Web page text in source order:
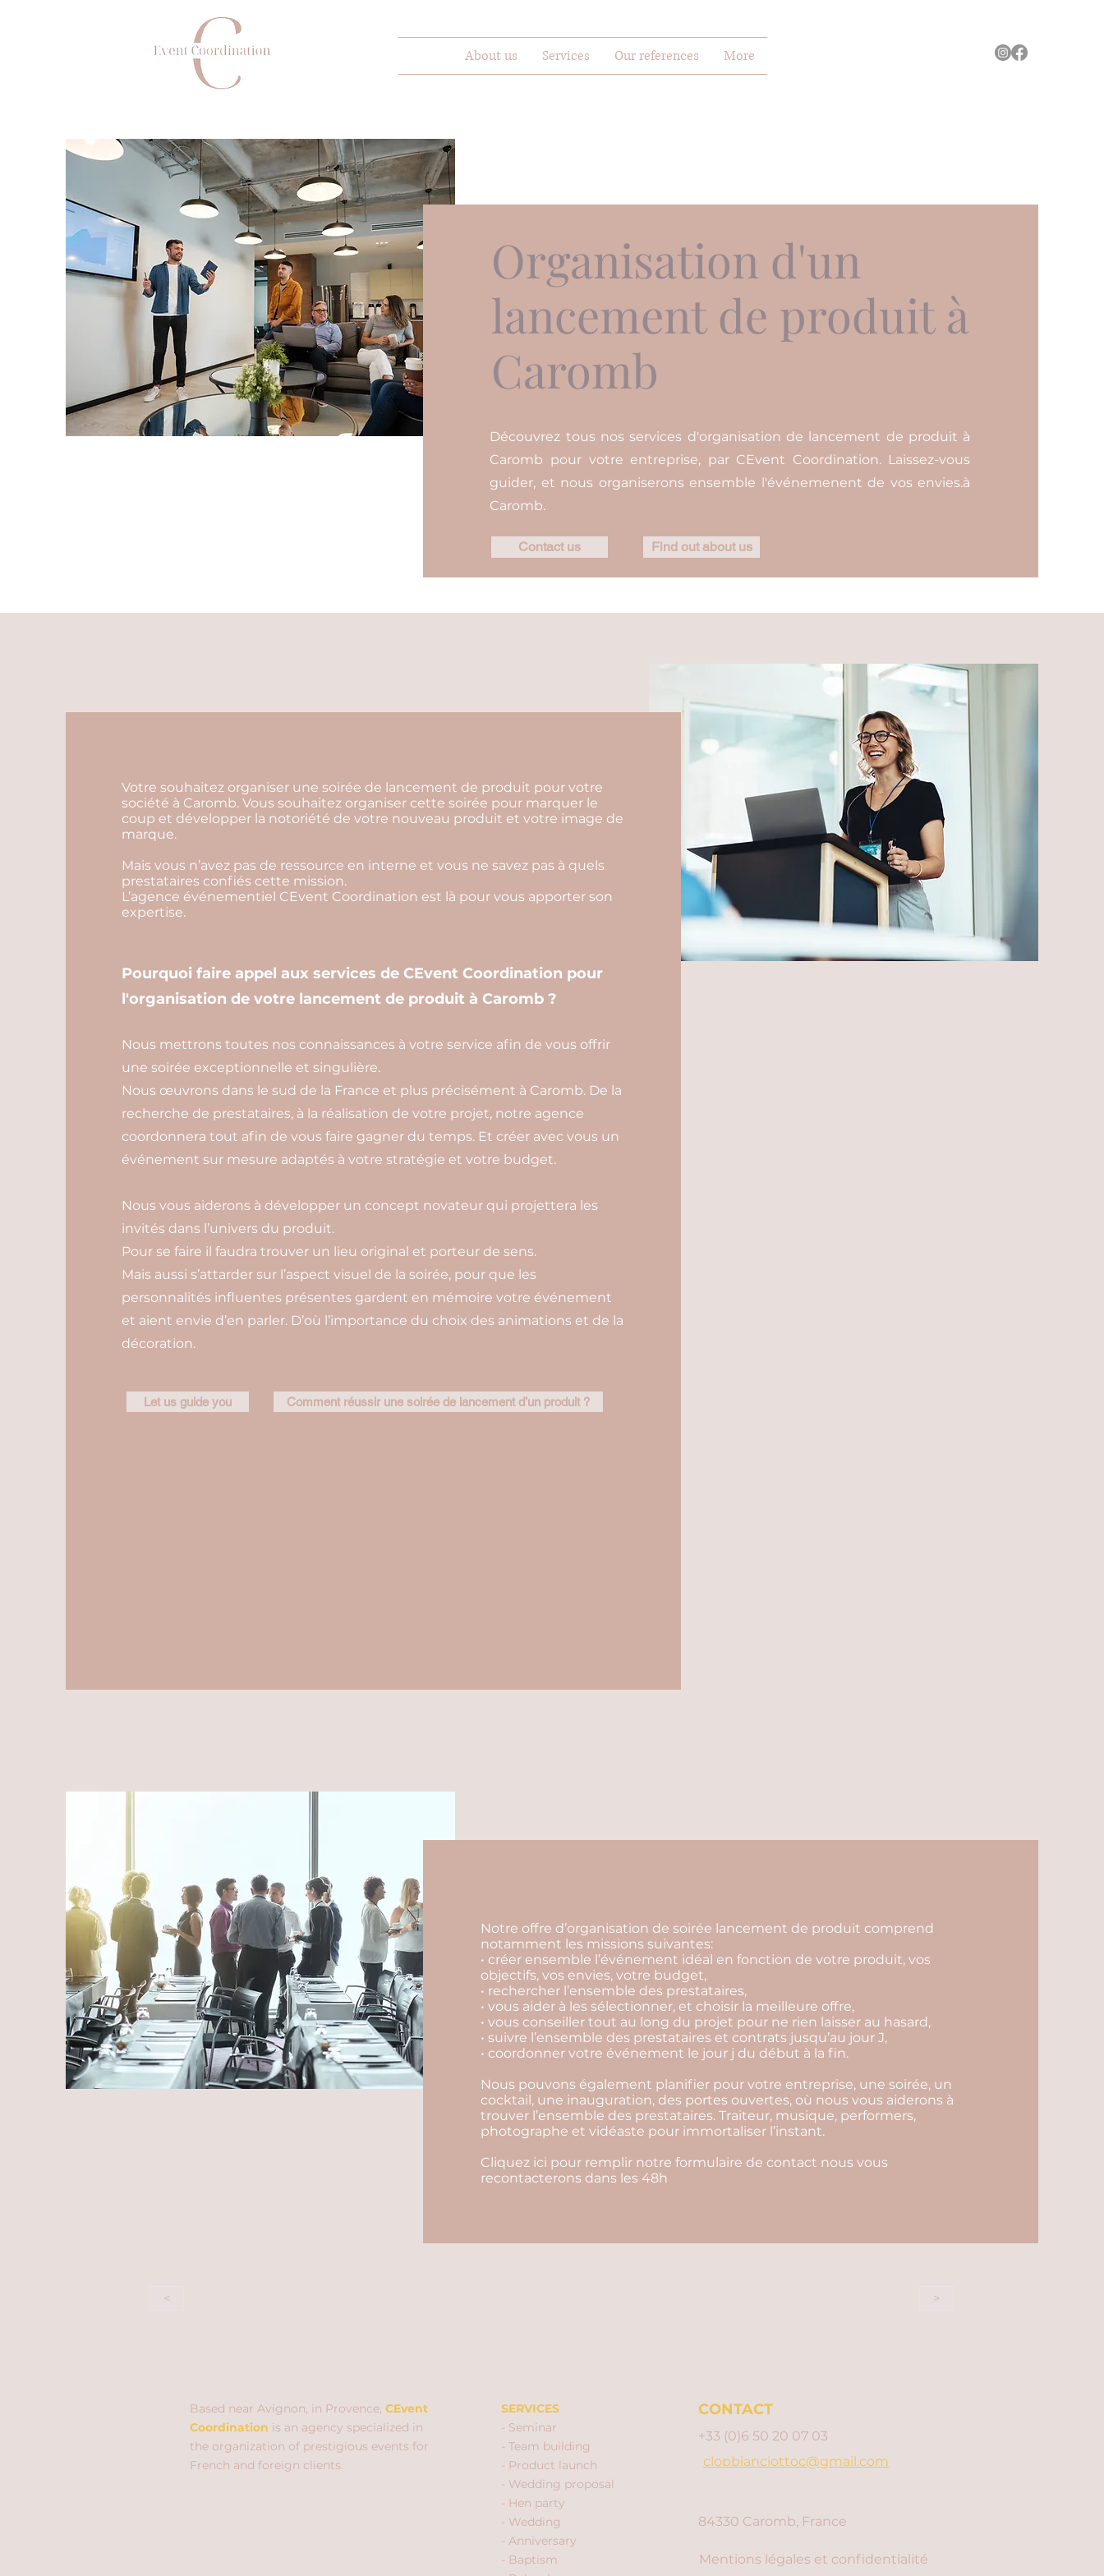
About us Services Our references More
Organisation d'un
lancement de produit à
Caromb
Découvrez tous nos services d'organisation de lancement de produit à
Caromb pour votre entreprise, par CEvent Coordination. Laissez-vous
guider, et nous organiserons ensemble l'événemenent de vos envies.à
Caromb.
Contact us Find out about us
Votre souhaitez organiser une soirée de lancement de produit pour votre
société à Caromb. Vous souhaitez organiser cette soirée pour marquer le
coup et développer la notoriété de votre nouveau produit et votre image de
marque.
Mais vous n’avez pas de ressource en interne et vous ne savez pas à quels
prestataires confiés cette mission.
L’agence événementiel CEvent Coordination est là pour vous apporter son
expertise.
Pourquoi faire appel aux services de CEvent Coordination pour
l'organisation de votre lancement de produit à Caromb ?
Nous mettrons toutes nos connaissances à votre service afin de vous offrir
une soirée exceptionnelle et singulière.
Nous œuvrons dans le sud de la France et plus précisément à Caromb. De la
recherche de prestataires, à la réalisation de votre projet, notre agence
coordonnera tout afin de vous faire gagner du temps. Et créer avec vous un
événement sur mesure adaptés à votre stratégie et votre budget.
Nous vous aiderons à développer un concept novateur qui projettera les
invités dans l’univers du produit.
Pour se faire il faudra trouver un lieu original et porteur de sens.
Mais aussi s’attarder sur l’aspect visuel de la soirée, pour que les
personnalités influentes présentes gardent en mémoire votre événement
et aient envie d’en parler. D’où l’importance du choix des animations et de la
décoration.
Let us guide you Comment réussir une soirée de lancement d’un produit ?
Notre offre d’organisation de soirée lancement de produit comprend
notamment les missions suivantes:
• créer ensemble l’événement idéal en fonction de votre produit, vos
objectifs, vos envies, votre budget,
• rechercher l’ensemble des prestataires,
• vous aider à les sélectionner, et choisir la meilleure offre,
• vous conseiller tout au long du projet pour ne rien laisser au hasard,
• suivre l’ensemble des prestataires et contrats jusqu’au jour J,
• coordonner votre événement le jour j du début à la fin.
Nous pouvons également planifier pour votre entreprise, une soirée, un
cocktail, une inauguration, des portes ouvertes, où nous vous aiderons à
trouver l’ensemble des prestataires. Traiteur, musique, performers,
photographe et vidéaste pour immortaliser l’instant.
Cliquez ici pour remplir notre formulaire de contact nous vous
recontacterons dans les 48h
< >
Based near Avignon, in Provence, CEvent
Coordination is an agency specialized in
the organization of prestigious events for
French and foreign clients.
SERVICES
- Seminar
- Team building
- Product launch
- Wedding proposal
- Hen party
- Wedding
- Anniversary
- Baptism
CONTACT
+33 (0)6 50 20 07 03
clopbianciottoc@gmail.com
84330 Caromb, France
Mentions légales et confidentialité